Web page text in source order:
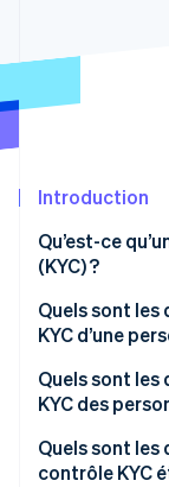
Radar
Atlas
Élimination du
Vérification
Stripe
Découvrez
Introduction
Qu’est-ce
(KYC) ?
Quels sont
KYC d’une
Pièce
Justificatif de
Justificatif de
Quels sont
KYC des
Extrait du
Quels sont les
contrôle KYC